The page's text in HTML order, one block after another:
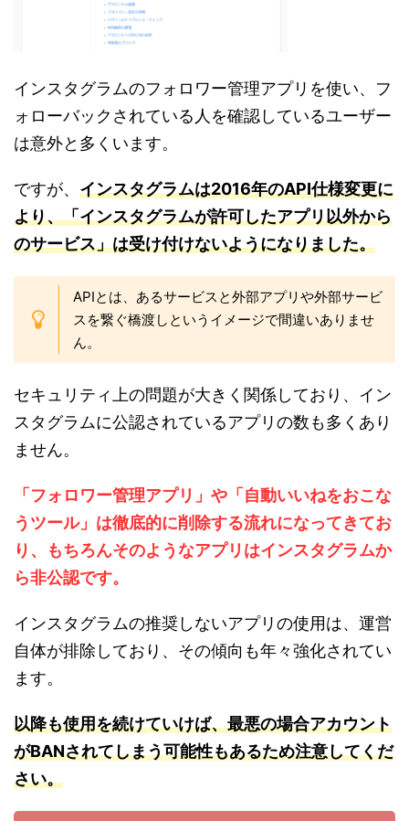
インスタグラムのフォロワー管理アプリを使い、フ
ォローバックされている人を確認しているユーザー
は意外と多くいます。
ですが、 インスタグラムは2016年のAPI仕様変更に
より、「インスタグラムが許可したアプリ以外から
のサービス」は受け付けないようになりました。
APIとは、あるサービスと外部アプリや外部サービ
スを繋ぐ橋渡しというイメージで間違いありませ
ん。
セキュリティ上の問題が大きく関係しており、イン
スタグラムに公認されているアプリの数も多くあり
ません。
「フォロワー管理アプリ」や「自動いいねをおこな
うツール」は徹底的に削除する流れになってきてお
り、
もちろんそのようなアプリはインスタグラムか
ら非公認です。
インスタグラムの推奨しないアプリの使用は、運営
自体が排除しており、その傾向も年々強化されてい
ます。
以降も使用を続けていけば、最悪の場合アカウント
がBANされてしまう可能性もあるため注意してくだ
さい。